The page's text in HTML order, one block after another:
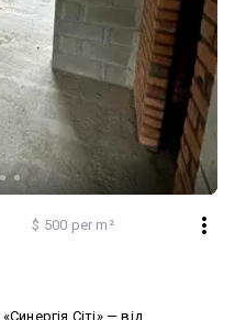
$ 500 per m²
Сіті» — від